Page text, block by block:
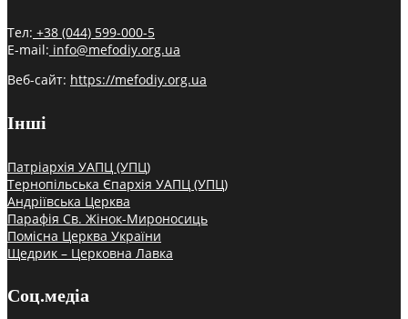
Тел: +38 (044) 599-000-5
E-mail: info@mefodiy.org.ua
Веб-сайт: https://mefodiy.org.ua
Інші
Патріархія УАПЦ (УПЦ)
Тернопільська Єпархія УАПЦ (УПЦ)
Андріївська Церква
Парафія Св. Жінок-Мироносиць
Помісна Церква України
Щедрик – Церковна Лавка
Соц.медіа